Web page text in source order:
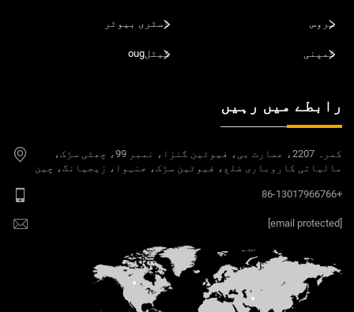
سروس ڈسٹری بیوٹر
کمپنی کیٹلoug
رابطے میں رہیں
کمرہ 2207، عمارت بی، فیوٹین گنزا، نمبر 99، چھٹی سڑک،
مالیاتی کاروباری ضلع، فیوٹین سڑک، جنہوا، زیجیانگ، چین
+86-13017966766